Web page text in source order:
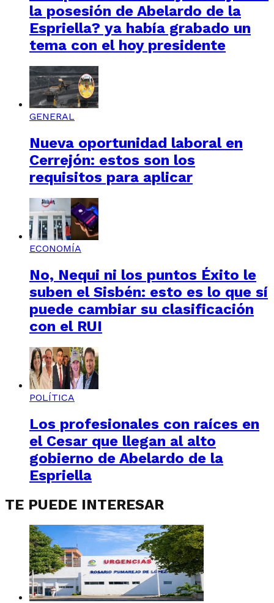
la posesión de Abelardo de la
Espriella? ya había grabado un
tema con el hoy presidente
GENERAL
Nueva oportunidad laboral en
Cerrejón: estos son los
requisitos para aplicar
ECONOMÍA
No, Nequi ni los puntos Éxito le
suben el Sisbén: esto es lo que sí
puede cambiar su clasificación
con el RUI
POLÍTICA
Los profesionales con raíces en
el Cesar que llegan al alto
gobierno de Abelardo de la
Espriella
TE PUEDE INTERESAR